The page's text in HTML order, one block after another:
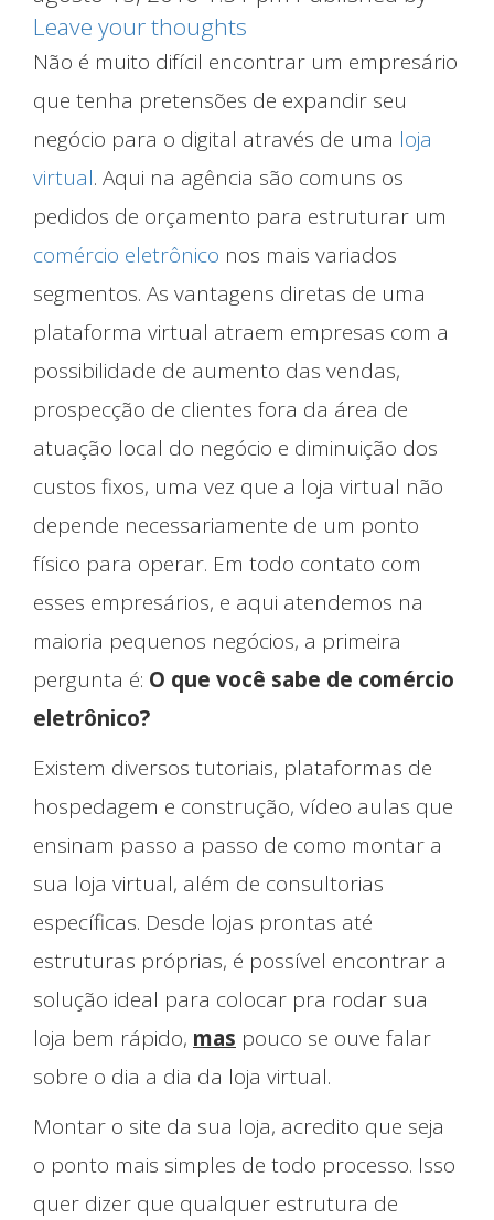
Leave your thoughts
Não é muito difícil encontrar um empresário
que tenha pretensões de expandir seu
negócio para o digital através de uma loja
virtual. Aqui na agência são comuns os
pedidos de orçamento para estruturar um
comércio eletrônico nos mais variados
segmentos. As vantagens diretas de uma
plataforma virtual atraem empresas com a
possibilidade de aumento das vendas,
prospecção de clientes fora da área de
atuação local do negócio e diminuição dos
custos fixos, uma vez que a loja virtual não
depende necessariamente de um ponto
físico para operar. Em todo contato com
esses empresários, e aqui atendemos na
maioria pequenos negócios, a primeira
pergunta é: O que você sabe de comércio
eletrônico?
Existem diversos tutoriais, plataformas de
hospedagem e construção, vídeo aulas que
ensinam passo a passo de como montar a
sua loja virtual, além de consultorias
específicas. Desde lojas prontas até
estruturas próprias, é possível encontrar a
solução ideal para colocar pra rodar sua
loja bem rápido, mas pouco se ouve falar
sobre o dia a dia da loja virtual.
Montar o site da sua loja, acredito que seja
o ponto mais simples de todo processo. Isso
quer dizer que qualquer estrutura de